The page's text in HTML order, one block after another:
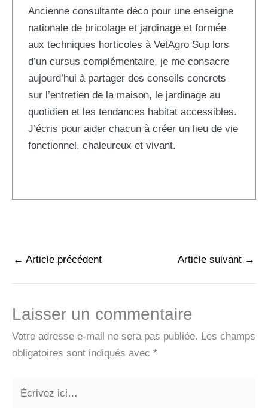
Ancienne consultante déco pour une enseigne
nationale de bricolage et jardinage et formée
aux techniques horticoles à VetAgro Sup lors
d’un cursus complémentaire, je me consacre
aujourd’hui à partager des conseils concrets
sur l’entretien de la maison, le jardinage au
quotidien et les tendances habitat accessibles.
J’écris pour aider chacun à créer un lieu de vie
fonctionnel, chaleureux et vivant.
← Article précédent Article suivant →
Laisser un commentaire
Votre adresse e-mail ne sera pas publiée. Les champs
obligatoires sont indiqués avec *